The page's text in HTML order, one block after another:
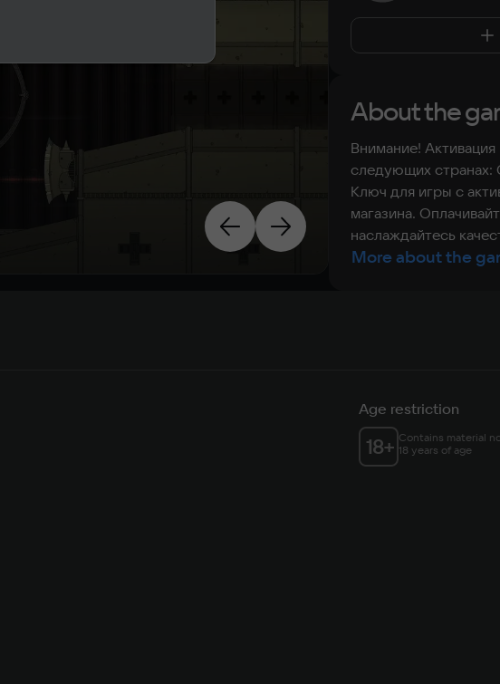
About the
Внимание!
следующих странах:
Ключ для игры с
магазина.
наслаждайтесь
More about the
Age restriction
18+ Contains material
18 years of age